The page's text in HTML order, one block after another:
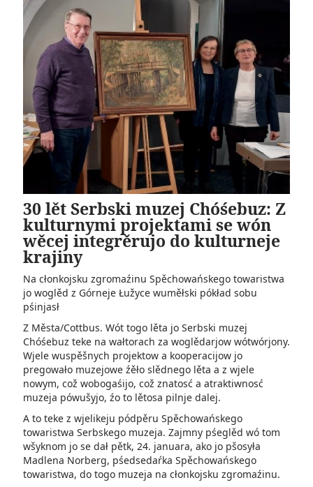
30 lět Serbski muzej Chóśebuz: Z
kulturnymi projektami se wón
wěcej integrěrujo do kulturneje
krajiny
Na cłonkojsku zgromaźinu Spěchowańskego towaristwa
jo woglěd z Górneje Łužyce wuměłski pókład sobu
pśinjasł
Z Města/Cottbus. Wót togo lěta jo Serbski muzej
Chóśebuz teke na wałtorach za woglědarjow wótwórjony.
Wjele wuspěšnych projektow a kooperacijow jo
pregowało muzejowe źěło slědnego lěta a z wjele
nowym, což wobogaśijo, což znatosć a atraktiwnosć
muzeja pówušyjo, źo to lětosa pilnje dalej.
A to teke z wjelikeju pódpěru Spěchowańskego
towaristwa Serbskego muzeja. Zajmny pśeglěd wó tom
wšyknom jo se dał pětk, 24. januara, ako jo pšosyła
Madlena Norberg, pśedsedaŕka Spěchowańskego
towaristwa, do togo muzeja na cłonkojsku zgromaźinu.